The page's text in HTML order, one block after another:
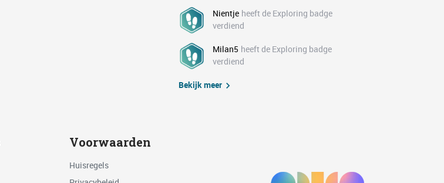
Nientje heeft de Exploring badge
verdiend
Milan5 heeft de Exploring badge
verdiend
Bekijk meer
Voorwaarden
Huisregels